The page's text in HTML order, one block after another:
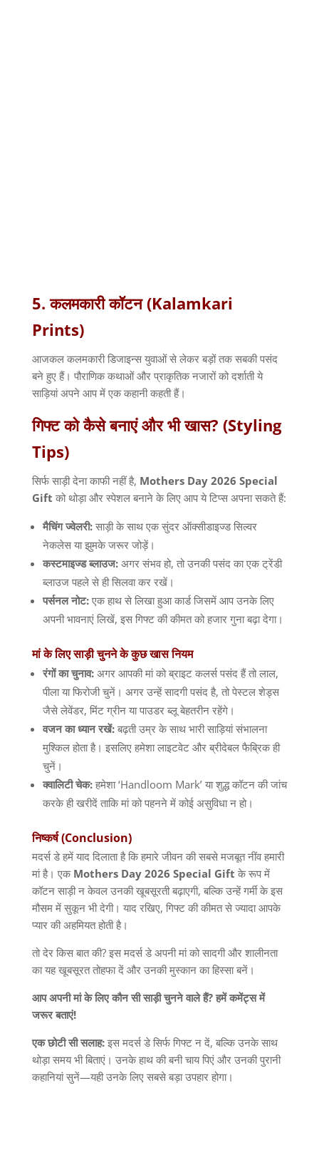
5.कलमकारी कॉटन(Kalamkari
Prints)
आजकल कलमकारी डिजाइन्स युवाओं से लेकर बड़ों तक सबकी पसंद
बने हुए हैं। पौराणिक कथाओं और प्राकृतिक नजारों को दर्शाती ये
साड़ियां अपने आप में एक कहानी कहती हैं।
गिफ्ट को कैसे बनाएं और भी खास? (Styling
Tips)
सिर्फ साड़ी देना काफी नहीं है, Mothers Day 2026 Special
Gift को थोड़ा और स्पेशल बनाने के लिए आप ये टिप्स अपना सकते हैं:
मैचिंग ज्वेलरी: साड़ी के साथ एक सुंदर ऑक्सीडाइज्ड सिल्वर
नेकलेस या झुमके जरूर जोड़ें।
कस्टमाइज्ड ब्लाउज: अगर संभव हो, तो उनकी पसंद का एक ट्रेंडी
ब्लाउज पहले से ही सिलवा कर रखें।
पर्सनल नोट: एक हाथ से लिखा हुआ कार्ड जिसमें आप उनके लिए
अपनी भावनाएं लिखें, इस गिफ्ट की कीमत को हजार गुना बढ़ा देगा।
मांकेलिएसाड़ीचुननेकेकुछखासनियम
रंगों का चुनाव: अगर आपकी मां को ब्राइट कलर्स पसंद हैं तो लाल,
पीला या फिरोजी चुनें। अगर उन्हें सादगी पसंद है, तो पेस्टल शेड्स
जैसे लेवेंडर, मिंट ग्रीन या पाउडर ब्लू बेहतरीन रहेंगे।
वजन का ध्यान रखें: बढ़ती उम्र के साथ भारी साड़ियां संभालना
मुश्किल होता है। इसलिए हमेशा लाइटवेट और ब्रीदेबल फैब्रिक ही
चुनें।
क्वालिटी चेक: हमेशा‘Handloom Mark’ या शुद्ध कॉटन की जांच
करके ही खरीदें ताकि मां को पहनने में कोई असुविधा न हो।
निष्कर्ष(Conclusion)
मदर्स डे हमें याद दिलाता है कि हमारे जीवन की सबसे मजबूत नींव हमारी
मां है। एक Mothers Day 2026 Special Gift के रूप में
कॉटन साड़ी न केवल उनकी खूबसूरती बढ़ाएगी, बल्कि उन्हें गर्मी के इस
मौसम में सुकून भी देगी। याद रखिए, गिफ्ट की कीमत से ज्यादा आपके
प्यार की अहमियत होती है।
तो देर किस बात की? इस मदर्स डे अपनी मां को सादगी और शालीनता
का यह खूबसूरत तोहफा दें और उनकी मुस्कान का हिस्सा बनें।
आप अपनी मां के लिए कौन सी साड़ी चुनने वाले हैं? हमें कमेंट्स में
जरूर बताएं!
एक छोटी सी सलाह: इस मदर्स डे सिर्फ गिफ्ट न दें, बल्कि उनके साथ
थोड़ा समय भी बिताएं। उनके हाथ की बनी चाय पिएं और उनकी पुरानी
कहानियां सुनें—यही उनके लिए सबसे बड़ा उपहार होगा।